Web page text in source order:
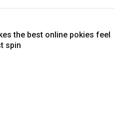
the best online pokies feel
spin